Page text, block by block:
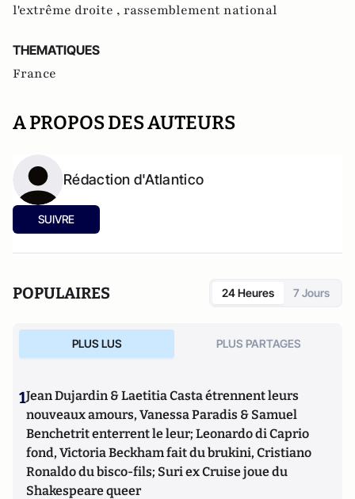
l'extrême droite , rassemblement national
THEMATIQUES
France
A PROPOS DES AUTEURS
Rédaction d'Atlantico
SUIVRE
POPULAIRES 24 Heures 7 Jours
PLUS LUS PLUS PARTAGES
1Jean Dujardin & Laetitia Casta étrennent leurs
nouveaux amours, Vanessa Paradis & Samuel
Benchetrit enterrent le leur; Leonardo di Caprio
fond, Victoria Beckham fait du brukini, Cristiano
Ronaldo du bisco-fils; Suri ex Cruise joue du
Shakespeare queer